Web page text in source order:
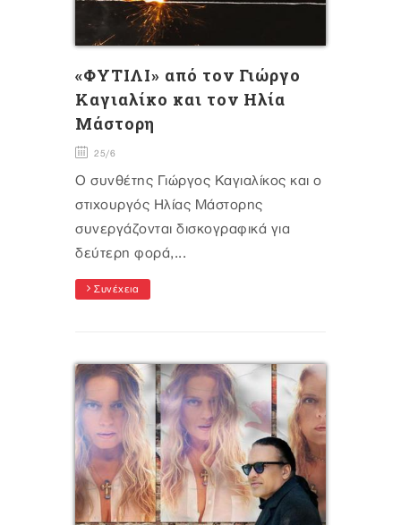
«ΦΥΤΙΛΙ» από τον Γιώργο
Καγιαλίκο και τον Ηλία
Μάστορη
25/6
Ο συνθέτης Γιώργος Καγιαλίκος και ο
στιχουργός Ηλίας Μάστορης
συνεργάζονται δισκογραφικά για
δεύτερη φορά,...
Συνέχεια